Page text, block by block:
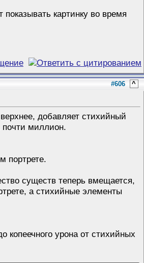
картинку во время
#606 ^
добавляет стихийный
почти миллион.
портрете.
существ теперь вмещается,
а стихийные элементы
копеечного урона от стихийных